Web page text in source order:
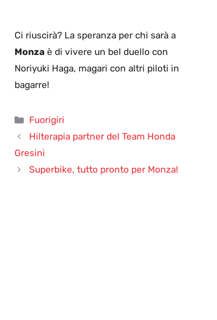
Ci riuscirà? La speranza per chi sarà a
Monza è di vivere un bel duello con
Noriyuki Haga, magari con altri piloti in
bagarre!
Categorie
Fuorigiri
Hilterapia partner del Team Honda
Gresini
Superbike, tutto pronto per Monza!